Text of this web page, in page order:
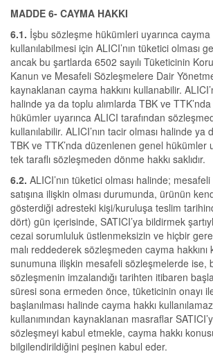
MADDE 6- CAYMA HAKKI
6.1. İşbu sözleşme hükümleri uyarınca cayma
kullanılabilmesi için ALICI’nın tüketici olması
ancak bu şartlarda 6502 sayılı Tüketicinin
Kanun ve Mesafeli Sözleşmelere Dair
kaynaklanan cayma hakkını kullanabilir.
halinde ya da toplu alımlarda TBK ve
hükümler uyarınca ALICI tarafından
kullanılabilir. ALICI’nın tacir olması halinde ya
TBK ve TTK’nda düzenlenen genel hükümler
tek taraflı sözleşmeden dönme hakkı saklıdır.
6.2. ALICI’nın tüketici olması halinde;
satışına ilişkin olması durumunda, ürünün
gösterdiği adresteki kişi/kuruluşa teslim
dört) gün içerisinde, SATICI’ya bildirmek
cezai sorumluluk üstlenmeksizin ve hiçbir
malı reddederek sözleşmeden cayma
sunumuna ilişkin mesafeli sözleşmelerde ise,
sözleşmenin imzalandığı tarihten itibaren
süresi sona ermeden önce, tüketicinin onayı
başlanılması halinde cayma hakkı
kullanımından kaynaklanan masraflar
sözleşmeyi kabul etmekle, cayma hakkı
bilgilendirildiğini peşinen kabul eder.